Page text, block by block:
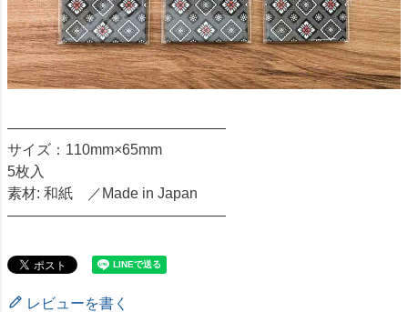
―――――――――――――――
サイズ：110mm×65mm
5枚入
素材: 和紙 ／Made in Japan
―――――――――――――――
レビューを書く